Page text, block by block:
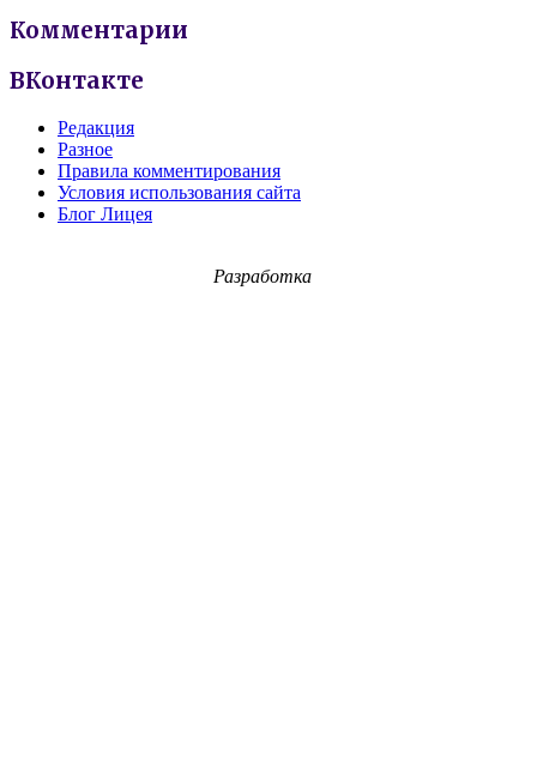
Комментарии
ВКонтакте
Редакция
Разное
Правила комментирования
Условия использования сайта
Блог Лицея
Разработка